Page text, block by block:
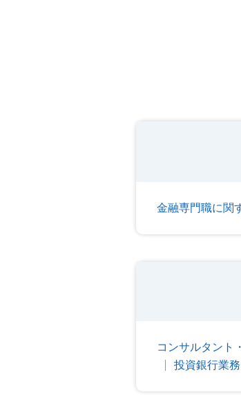
金融専門職に関
コンサルタント
投資銀行業